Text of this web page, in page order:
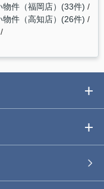
物件（福岡店）(33件)
物件（高知店）(26件)